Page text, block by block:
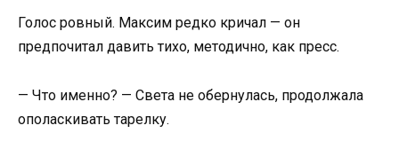
Голос ровный. Максим редко кричал — он
предпочитал давить тихо, методично, как пресс.
— Что именно? — Света не обернулась, продолжала
ополаскивать тарелку.